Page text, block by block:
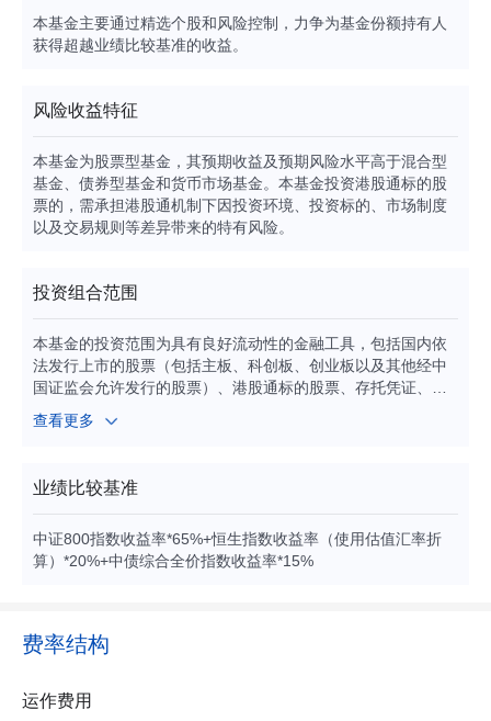
本基金主要通过精选个股和风险控制，力争为基金份额持有人
获得超越业绩比较基准的收益。
风险收益特征
本基金为股票型基金，其预期收益及预期风险水平高于混合型
基金、债券型基金和货币市场基金。本基金投资港股通标的股
票的，需承担港股通机制下因投资环境、投资标的、市场制度
以及交易规则等差异带来的特有风险。
投资组合范围
本基金的投资范围为具有良好流动性的金融工具，包括国内依
法发行上市的股票（包括主板、科创板、创业板以及其他经中
国证监会允许发行的股票）、港股通标的股票、存托凭证、债
券（包括国债、地方政府债、金融债、企业债、公司债、政府
支持债券、政府支持机构债、次级债、可转换债券、分离交易
资券）、可交换债券）、资产支持证券、债券回购、银行存款
（包括定期存款、协议存款、通知存款等）、同业存单、股指
证监会允许基金投资的其他金融工具（但须符合中国证监会的
相关规定）。 如法律法规或监管机构以后允许基金投资其他品
的比例为0%-50%）；每个交易日日终在扣除股指期货合约、
者到期日在一年以内的政府债券不低于基金资产净值的5%，其
查看更多
业绩比较基准
中证800指数收益率*65%+恒生指数收益率（使用估值汇率折
算）*20%+中债综合全价指数收益率*15%
费率结构
运作费用